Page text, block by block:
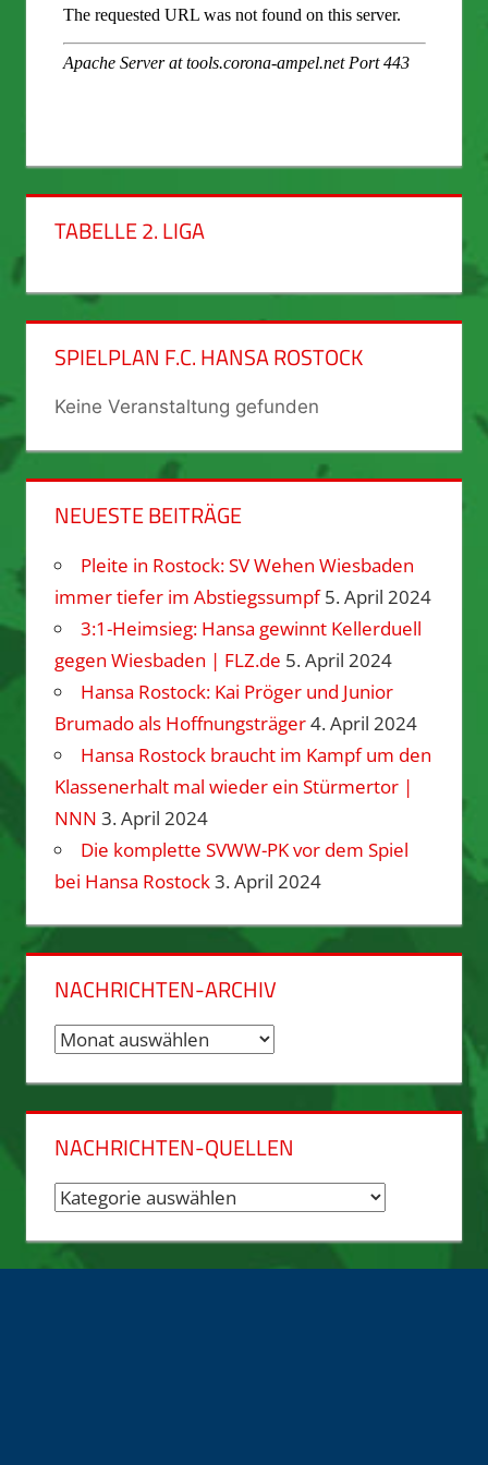
TABELLE 2. LIGA
SPIELPLAN F.C. HANSA ROSTOCK
Keine Veranstaltung gefunden
NEUESTE BEITRÄGE
Pleite in Rostock: SV Wehen Wiesbaden
immer tiefer im Abstiegssumpf 5. April 2024
3:1-Heimsieg: Hansa gewinnt Kellerduell
gegen Wiesbaden | FLZ.de 5. April 2024
Hansa Rostock: Kai Pröger und Junior
Brumado als Hoffnungsträger4. April 2024
Hansa Rostock braucht im Kampf um den
Klassenerhalt mal wieder ein Stürmertor |
NNN 3. April 2024
Die komplette SVWW-PK vor dem Spiel
bei Hansa Rostock3. April 2024
NACHRICHTEN-ARCHIV
Nachrichten-
NACHRICHTEN-QUELLEN
Nachrichten-